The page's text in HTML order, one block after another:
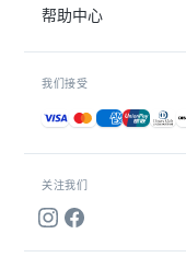
关注我们
帮助中心
我们接受
接受的付款方式